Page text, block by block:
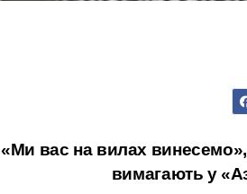
«Ми вас на вилах винесемо»,
вимагають у